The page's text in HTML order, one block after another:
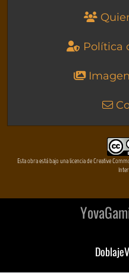
Política
Esta obra está bajo una licencia de Creative